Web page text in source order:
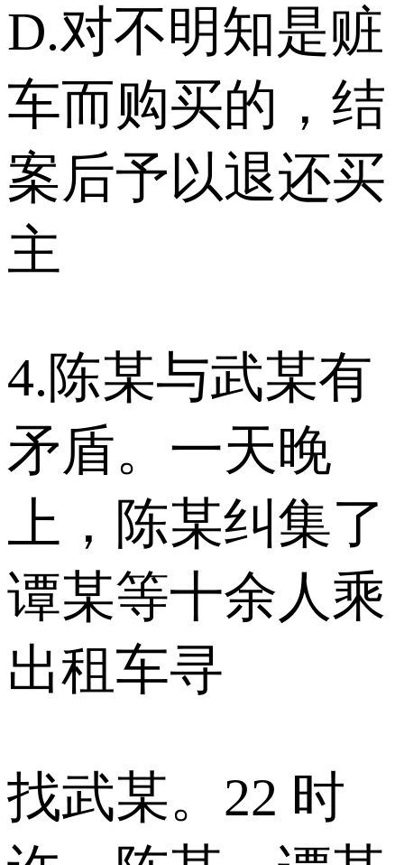
D.对不明知是赃
车而购买的，结
案后予以退还买
主
4.陈某与武某有
矛盾。一天晚
上，陈某纠集了
谭某等十余人乘
出租车寻
找武某。22 时